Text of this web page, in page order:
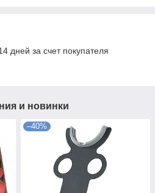
дней за счет покупателя
и новинки
–40%